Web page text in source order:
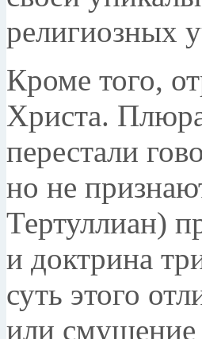
религиозных
Кроме того,
Христа.
перестали
но не
Тертуллиан)
и доктрина
суть этого
или смущение